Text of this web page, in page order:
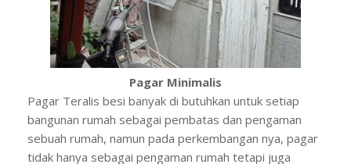
Pagar Minimalis
Pagar Teralis besi banyak di butuhkan untuk setiap
bangunan rumah sebagai pembatas dan pengaman
sebuah rumah, namun pada perkembangan nya, pagar
tidak hanya sebagai pengaman rumah tetapi juga